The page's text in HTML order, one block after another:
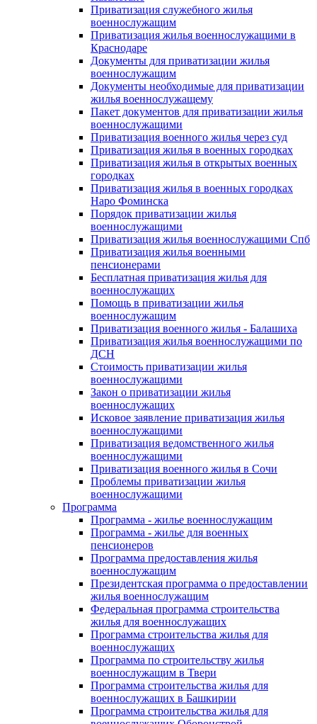
Приватизация служебного жилья
военнослужащим
Приватизация жилья военнослужащими в
Краснодаре
Документы для приватизации жилья
военнослужащим
Документы необходимые для приватизации
жилья военнослужащему
Пакет документов для приватизации жилья
военнослужащими
Приватизация военного жилья через суд
Приватизация жилья в военных городках
Приватизация жилья в открытых военных
городках
Приватизация жилья в военных городках
Наро Фоминска
Порядок приватизации жилья
военнослужащими
Приватизация жилья военнослужащими Спб
Приватизация жилья военными
пенсионерами
Бесплатная приватизация жилья для
военнослужащих
Помощь в приватизации жилья
военнослужащим
Приватизация военного жилья - Балашиха
Приватизация жилья военнослужащими по
ДСН
Стоимость приватизации жилья
военнослужащими
Закон о приватизации жилья
военнослужащих
Исковое заявление приватизация жилья
военнослужащими
Приватизация ведомственного жилья
военнослужащими
Приватизация военного жилья в Сочи
Проблемы приватизации жилья
военнослужащими
Программа
Программа - жилье военнослужащим
Программа - жилье для военных
пенсионеров
Программа предоставления жилья
военнослужащим
Президентская программа о предоставлении
жилья военнослужащим
Федеральная программа строительства
жилья для военнослужащих
Программа строительства жилья для
военнослужащих
Программа по строительству жилья
военнослужащим в Твери
Программа строительства жилья для
военнослужащих в Башкирии
Программа строительства жилья для